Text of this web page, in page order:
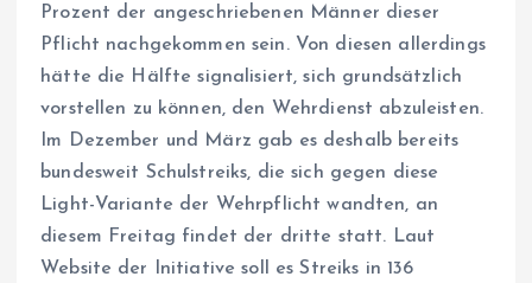
Prozent der angeschriebenen Männer dieser
Pflicht nachgekommen sein. Von diesen allerdings
hätte die Hälfte signalisiert, sich grundsätzlich
vorstellen zu können, den Wehrdienst abzuleisten.
Im Dezember und März gab es deshalb bereits
bundesweit Schulstreiks, die sich gegen diese
Light-Variante der Wehrpflicht wandten, an
diesem Freitag findet der dritte statt. Laut
Website der Initiative soll es Streiks in 136